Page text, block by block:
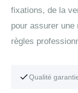
fixations, de la
pour assurer une
règles
Qualité